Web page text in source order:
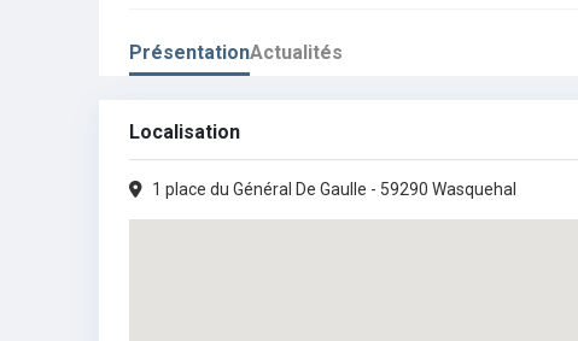
PrésentationActualités
Localisation
1 place du Général De Gaulle - 59290 Wasquehal